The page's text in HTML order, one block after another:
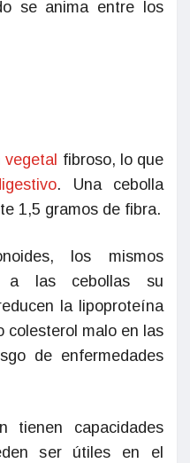
se anima entre los
vegetal fibroso, lo que
. Una cebolla
1,5 gramos de fibra.
los mismos
a las cebollas su
la lipoproteína
colesterol malo en las
de enfermedades
tienen capacidades
ser útiles en el